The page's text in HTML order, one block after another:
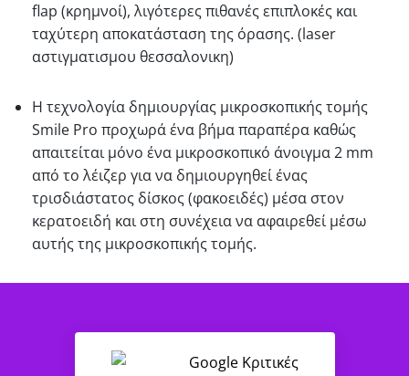
flap (κρημνοί), λιγότερες πιθανές επιπλοκές και
ταχύτερη αποκατάσταση της όρασης. (laser
αστιγματισμου θεσσαλονικη)
Η τεχνολογία δημιουργίας μικροσκοπικής τομής
Smile Pro προχωρά ένα βήμα παραπέρα καθώς
απαιτείται μόνο ένα μικροσκοπικό άνοιγμα 2 mm
από το λέιζερ για να δημιουργηθεί ένας
τρισδιάστατος δίσκος (φακοειδές) μέσα στον
κερατοειδή και στη συνέχεια να αφαιρεθεί μέσω
αυτής της μικροσκοπικής τομής.
Google Κριτικές